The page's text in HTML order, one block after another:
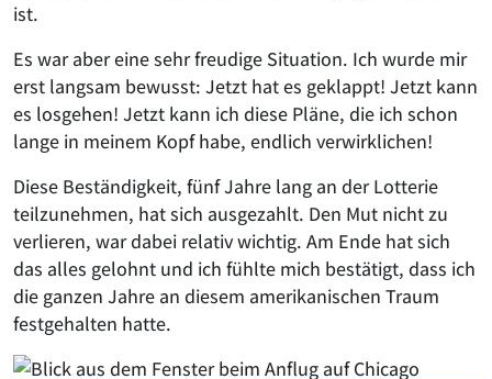
ist.
Es war aber eine sehr freudige Situation. Ich wurde mir
erst langsam bewusst: Jetzt hat es geklappt! Jetzt kann
es losgehen! Jetzt kann ich diese Pläne, die ich schon
lange in meinem Kopf habe, endlich verwirklichen!
Diese Beständigkeit, fünf Jahre lang an der Lotterie
teilzunehmen, hat sich ausgezahlt. Den Mut nicht zu
verlieren, war dabei relativ wichtig. Am Ende hat sich
das alles gelohnt und ich fühlte mich bestätigt, dass ich
die ganzen Jahre an diesem amerikanischen Traum
festgehalten hatte.